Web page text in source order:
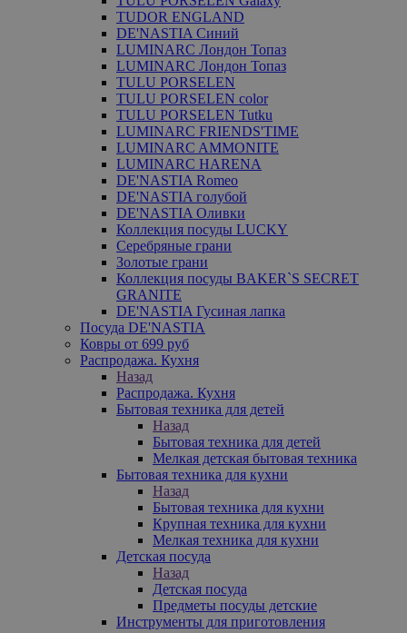
TUDOR ENGLAND
DE'NASTIA Синий
LUMINARC Лондон Топаз
LUMINARC Лондон Топаз
TULU PORSELEN
TULU PORSELEN color
TULU PORSELEN Tutku
LUMINARC FRIENDS'TIME
LUMINARC AMMONITE
LUMINARC HARENA
DE'NASTIA Romeo
DE'NASTIA голубой
DE'NASTIA Оливки
Коллекция посуды LUCKY
Серебряные грани
Золотые грани
Коллекция посуды BAKER`S SECRET
GRANITE
DE'NASTIA Гусиная лапка
Посуда DE'NASTIA
Ковры от 699 руб
Распродажа. Кухня
Назад
Распродажа. Кухня
Бытовая техника для детей
Назад
Бытовая техника для детей
Мелкая детская бытовая техника
Бытовая техника для кухни
Назад
Бытовая техника для кухни
Крупная техника для кухни
Мелкая техника для кухни
Детская посуда
Назад
Детская посуда
Предметы посуды детские
Инструменты для приготовления